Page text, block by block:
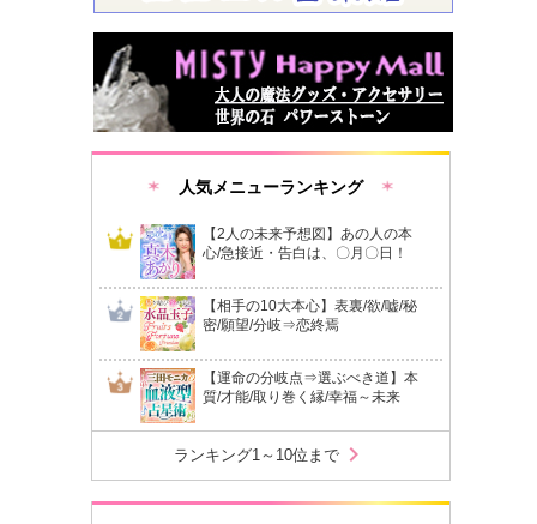
人気メニューランキング
【2人の未来予想図】あの人の本
心/急接近・告白は、〇月〇日！
【相手の10大本心】表裏/欲/嘘/秘
密/願望/分岐⇒恋終焉
【運命の分岐点⇒選ぶべき道】本
質/才能/取り巻く縁/幸福～未来
ランキング1～10位まで chevron_right